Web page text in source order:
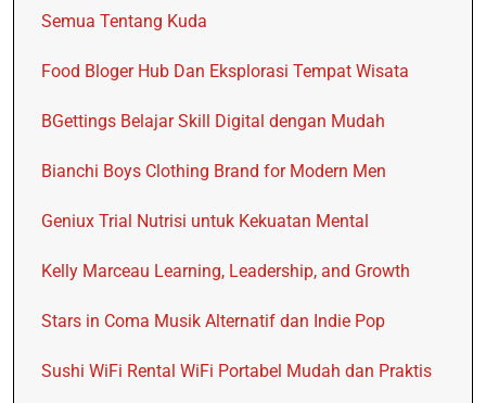
Semua Tentang Kuda
Food Bloger Hub Dan Eksplorasi Tempat Wisata
BGettings Belajar Skill Digital dengan Mudah
Bianchi Boys Clothing Brand for Modern Men
Geniux Trial Nutrisi untuk Kekuatan Mental
Kelly Marceau Learning, Leadership, and Growth
Stars in Coma Musik Alternatif dan Indie Pop
Sushi WiFi Rental WiFi Portabel Mudah dan Praktis